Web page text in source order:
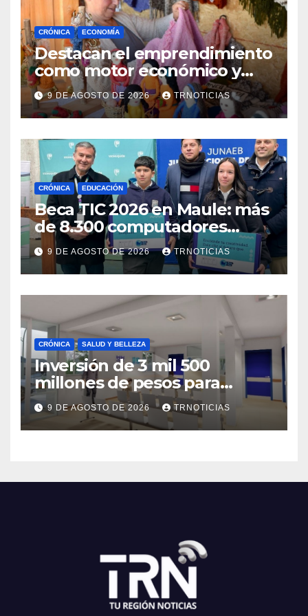
CRÓNICA ECONOMÍA
Destacan el emprendimiento
como motor económico y
anuncia fortalecer apoyos
para empleo autónomo
9 DE AGOSTO DE 2026 TRNOTICIAS
CRÓNICA EDUCACIÓN
Beca TIC 2026 en Maule: más
de 8.300 computadores
están siendo entregados en
la región
9 DE AGOSTO DE 2026 TRNOTICIAS
CRÓNICA SALUD Y BELLEZA
Inversión de 3 mil 500
millones de pesos para
mejorar el Cesfam
Astaburuaga
9 DE AGOSTO DE 2026 TRNOTICIAS